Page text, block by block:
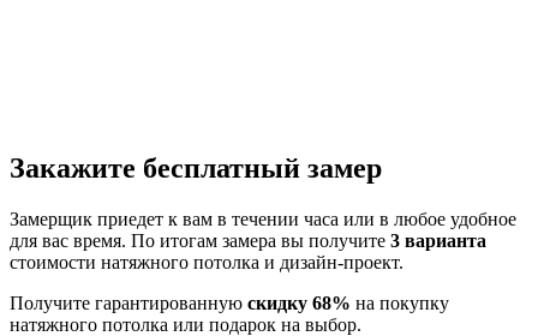
Закажите бесплатный замер
Замерщик приедет к вам в течении часа или в любое удобное
для вас время. По итогам замера вы получите 3 варианта
стоимости натяжного потолка и дизайн-проект.
Получите гарантированную скидку 68% на покупку
натяжного потолка или подарок на выбор.